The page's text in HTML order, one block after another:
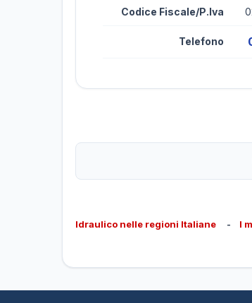
Codice Fiscale/P.Iva
Telefono
Idraulico nelle regioni Italiane - I